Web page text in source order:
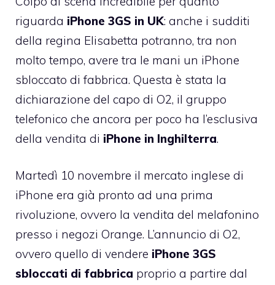
riguarda iPhone 3GS in UK: anche i sudditi
della regina Elisabetta potranno, tra non
molto tempo, avere tra le mani un iPhone
sbloccato di fabbrica. Questa è stata la
dichiarazione del capo di O2, il gruppo
telefonico che ancora per poco ha l’esclusiva
della vendita di iPhone in Inghilterra.
Martedì 10 novembre il mercato inglese di
iPhone era già pronto ad una prima
rivoluzione, ovvero la vendita del melafonino
presso i negozi Orange. L’annuncio di O2,
ovvero quello di vendere iPhone 3GS
sbloccati di fabbrica proprio a partire dal